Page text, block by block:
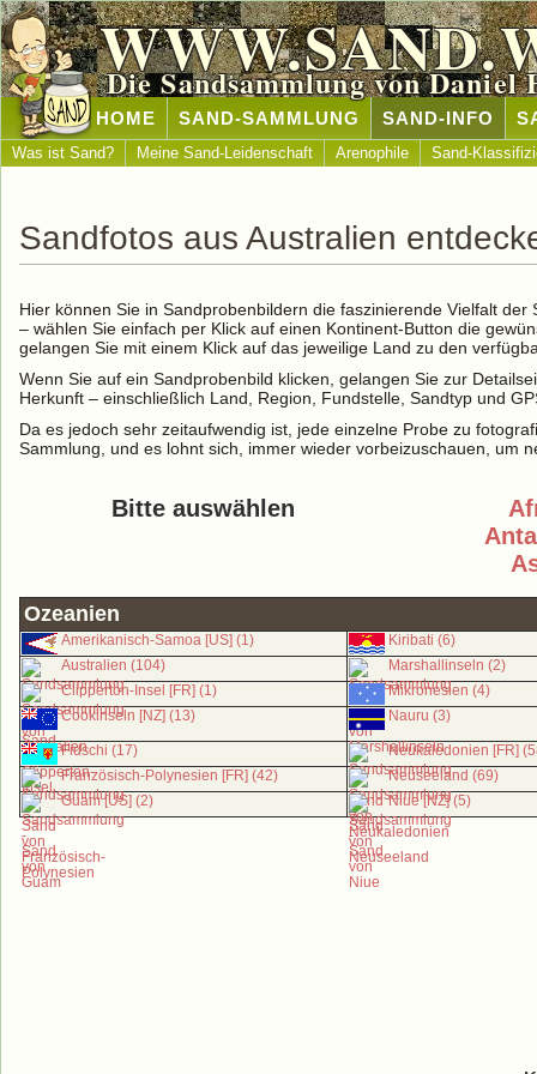
Die Sandsammlung von Daniel
HOME SAND-SAMMLUNG SAND-INFO
Was ist Sand? Meine Sand-Leidenschaft Arenophile Sand-
Sandfotos aus Australien
Hier können Sie in Sandprobenbildern die faszinierende Vielfalt
– wählen Sie einfach per Klick auf einen Kontinent-Button die
gelangen Sie mit einem Klick auf das jeweilige Land zu den
Wenn Sie auf ein Sandprobenbild klicken, gelangen Sie zur
Herkunft – einschließlich Land, Region, Fundstelle, Sandtyp und
Da es jedoch sehr zeitaufwendig ist, jede einzelne Probe zu
Sammlung, und es lohnt sich, immer wieder vorbeizuschauen, um
Bitte auswählen
Ozeanien
Amerikanisch-Samoa [US] (1)
Kiribati (6)
Australien (104)
Marshallinseln (2)
Clipperton-Insel [FR] (1)
Mikronesien (4)
Cookinseln [NZ] (13)
Nauru (3)
Fidschi (17)
Neukaledonien [FR]
Französisch-Polynesien [FR] (42)
Neuseeland (69)
Guam [US] (2)
Niue [NZ] (5)